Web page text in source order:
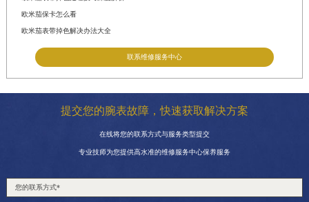
欧米茄保卡怎么看
欧米茄表带掉色解决办法大全
联系维修服务中心
提交您的腕表故障，快速获取解决方案
在线将您的联系方式与服务类型提交
专业技师为您提供高水准的维修服务中心保养服务